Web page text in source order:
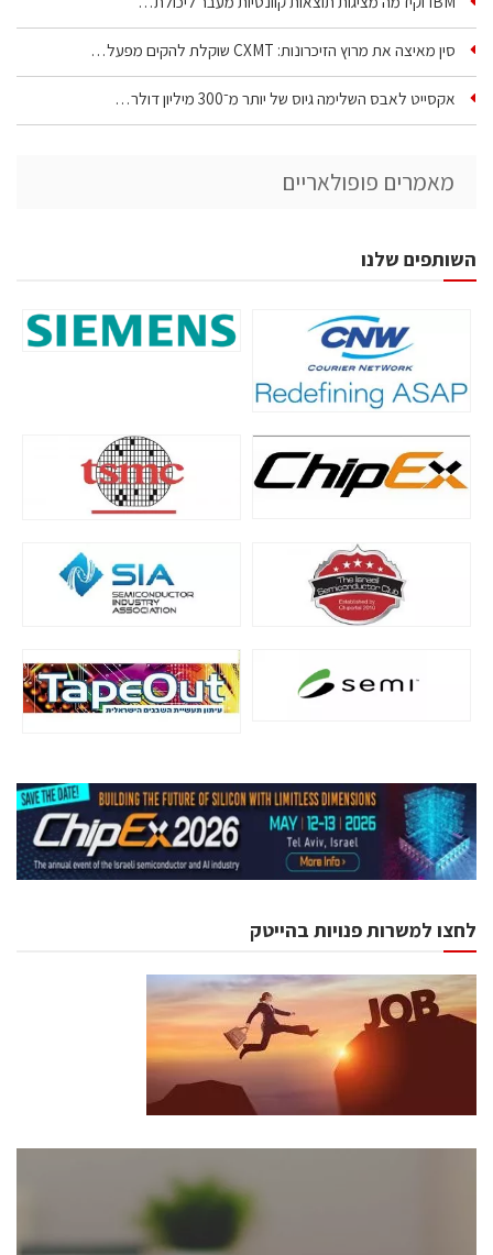
סין מאיצה את מרוץ הזיכרונות: CXMT שוקלת להקים מפעל…
אקסייט לאבס השלימה גיוס של יותר מ־300 מיליון דולר…
מאמרים פופולאריים
השותפים שלנו
לחצו למשרות פנויות בהייטק
כנסים ואירועים